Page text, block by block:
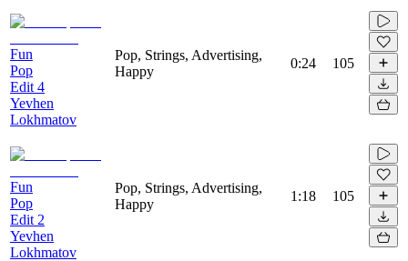
Fun
Pop
Edit 4
Yevhen
Lokhmatov
Pop, Strings, Advertising,
Happy
0:24 105
Fun
Pop
Edit 2
Yevhen
Lokhmatov
Pop, Strings, Advertising,
Happy
1:18 105